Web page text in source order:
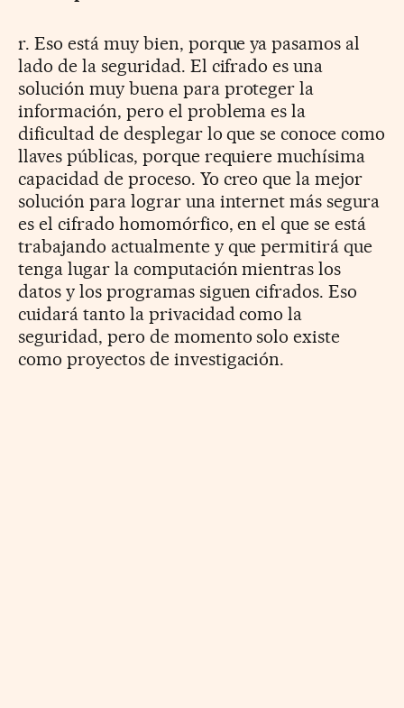
r. Eso está muy bien, porque ya pasamos al
lado de la seguridad. El cifrado es una
solución muy buena para proteger la
información, pero el problema es la
dificultad de desplegar lo que se conoce como
llaves públicas, porque requiere muchísima
capacidad de proceso. Yo creo que la mejor
solución para lograr una internet más segura
es el cifrado homomórfico, en el que se está
trabajando actualmente y que permitirá que
tenga lugar la computación mientras los
datos y los programas siguen cifrados. Eso
cuidará tanto la privacidad como la
seguridad, pero de momento solo existe
como proyectos de investigación.